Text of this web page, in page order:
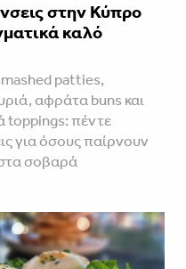
στην Κύπρο
καλό
patties,
αφράτα buns και
toppings: πέντε
για όσους παίρνουν
σοβαρά